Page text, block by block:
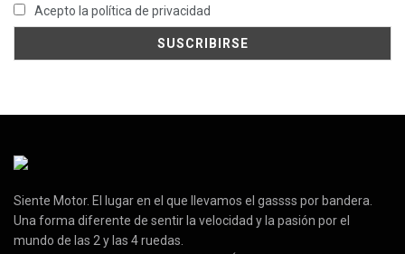
Acepto la política de privacidad
Siente Motor. El lugar en el que llevamos el gassss por bandera.
Una forma diferente de sentir la velocidad y la pasión por el
mundo de las 2 y las 4 ruedas.